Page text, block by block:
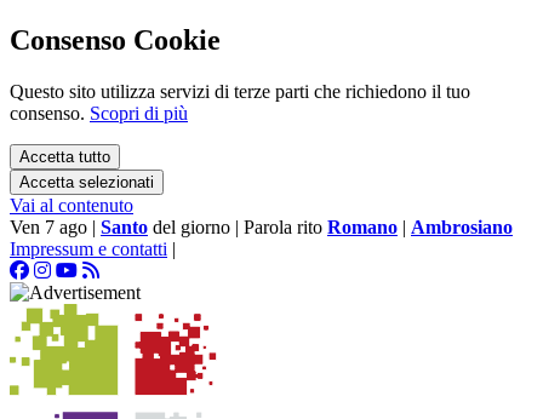
Consenso Cookie
Questo sito utilizza servizi di terze parti che richiedono il tuo
consenso. Scopri di più
Accetta tutto
Accetta selezionati
Vai al contenuto
Ven 7 ago | Santo del giorno | Parola rito Romano | Ambrosiano
Impressum e contatti |